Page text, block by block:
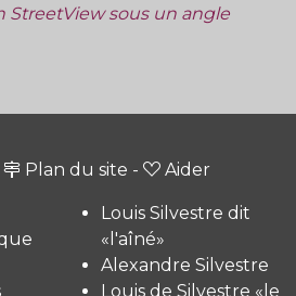
StreetView sous un angle
Plan du site - Aider
Louis Silvestre dit
«l'aîné»
Alexandre Silvestre
Louis de Silvestre «le